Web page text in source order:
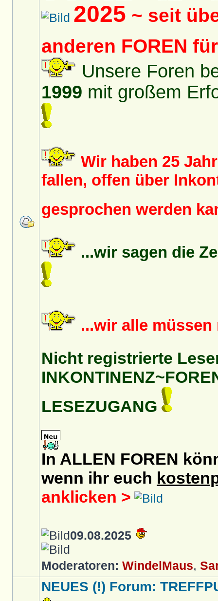
2025 ~ seit
anderen FOREN
Unsere Foren
1999 mit großem
Wir haben 25
fallen, offen über
gesprochen werden
...wir sagen die
...wir alle
Nicht registrierte
LESEZUGANG
In ALLEN FOREN
wenn ihr euch
anklicken >
09.08.2025
Moderatoren: WindelMaus,
NEUES (!) Forum: